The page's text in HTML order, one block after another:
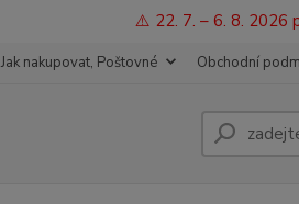
⚠️ 22. 7. – 6. 8. 2026
Jak nakupovat, Poštovné Obchodní